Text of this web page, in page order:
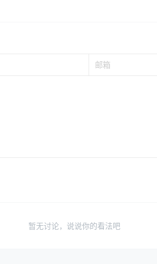
暂无讨论，说说你的看法吧